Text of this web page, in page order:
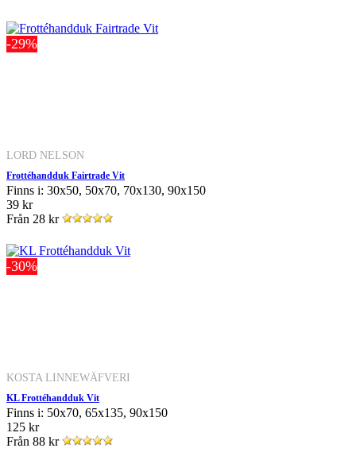
-29%
LORD NELSON
Frottéhandduk Fairtrade Vit
Finns i: 30x50, 50x70, 70x130, 90x150
39 kr
Från 28 kr
-30%
KOSTA LINNEWÄFVERI
KL Frottéhandduk Vit
Finns i: 50x70, 65x135, 90x150
125 kr
Från 88 kr